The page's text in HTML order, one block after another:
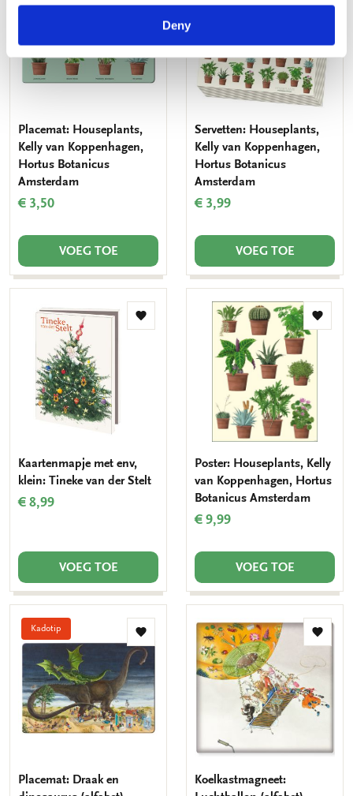
Deny
Placemat: Houseplants,
Kelly van Koppenhagen,
Hortus Botanicus
Amsterdam
€ 3,50
VOEG TOE
Servetten: Houseplants,
Kelly van Koppenhagen,
Hortus Botanicus
Amsterdam
€ 3,99
VOEG TOE
Toevoegen
Kaartenmapje met env,
klein: Tineke van der Stelt
€ 8,99
VOEG TOE
Poster: Houseplants, Kelly
van Koppenhagen, Hortus
Botanicus Amsterdam
€ 9,99
VOEG TOE
Kadotip
Toevoegen
aan
verlanglijst
Placemat: Draak en
Koelkastmagneet: